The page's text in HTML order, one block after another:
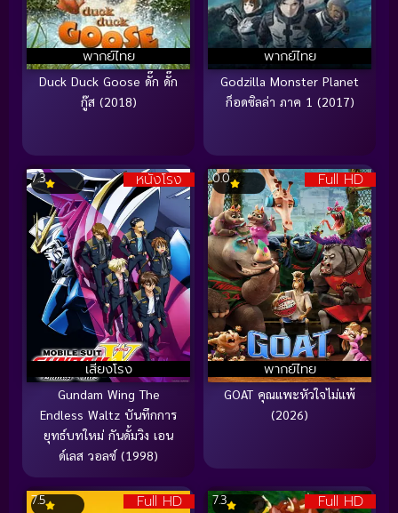
พากย์ไทย
Duck Duck Goose ดั๊ก ดั๊ก
กู๊ส (2018)
พากย์ไทย
Godzilla Monster Planet
ก็อดซิลล่า ภาค 1 (2017)
หนังโรง
เสียงโรง
7.3
Gundam Wing The
Endless Waltz บันทึกการ
ยุทธ์บทใหม่ กันดั้มวิง เอน
ด์เลส วอลซ์ (1998)
Full HD
พากย์ไทย
0.0
GOAT คุณแพะหัวใจไม่แพ้
(2026)
Full HD
7.5 Full HD
7.3